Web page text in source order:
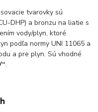
tvarovky sú
DHP) a bronzu na liatie s
vody/plyn, ktoré
podľa normy UNI 11065 a
a pre plyn. Sú vhodné
.